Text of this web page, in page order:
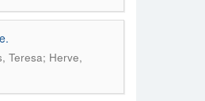
Teresa; Herve,